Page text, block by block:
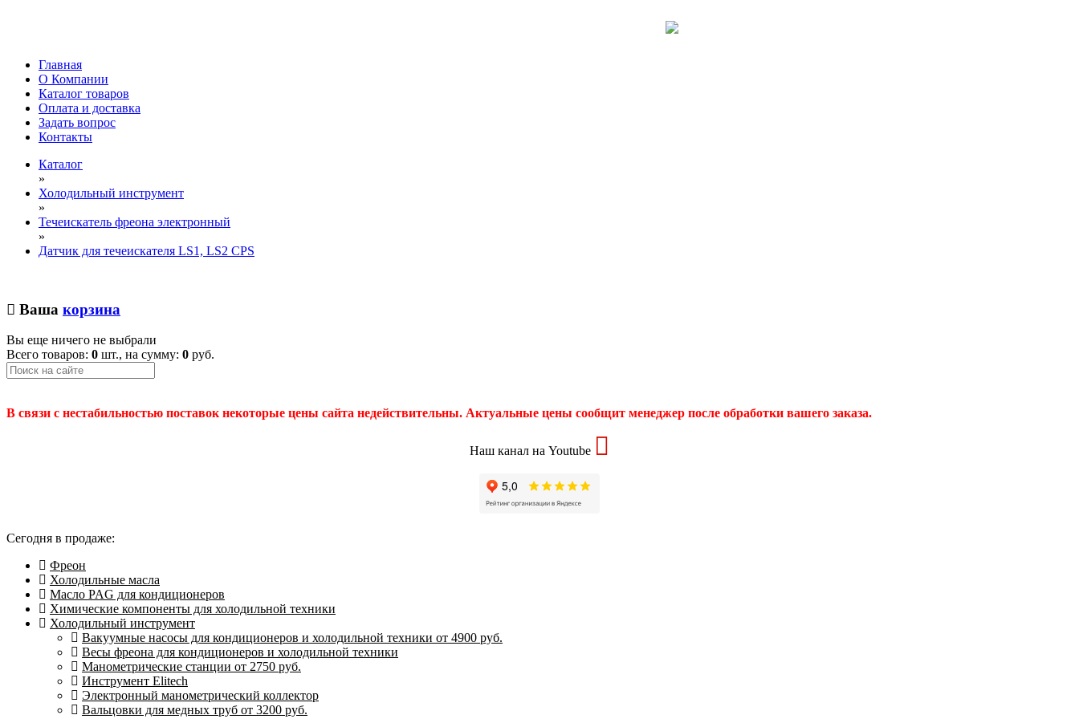
Главная
О Компании
Каталог товаров
Оплата и доставка
Задать вопрос
Контакты
Каталог
»
Холодильный инструмент
»
Течеискатель фреона электронный
»
Датчик для течеискателя LS1, LS2 CPS
Ваша корзина
Вы еще ничего не выбрали
Всего товаров: 0 шт., на сумму: 0 руб.
В связи с нестабильностью поставок некоторые цены сайта недействительны. Актуальные цены сообщит менеджер после обработки вашего заказа.
Наш канал на Youtube
Сегодня в продаже:
Фреон
Холодильные масла
Масло PAG для кондиционеров
Химические компоненты для холодильной техники
Холодильный инструмент
Вакуумные насосы для кондиционеров и холодильной техники от 4900 руб.
Весы фреона для кондиционеров и холодильной техники
Манометрические станции от 2750 руб.
Инструмент Elitech
Электронный манометрический коллектор
Вальцовки для медных труб от 3200 руб.